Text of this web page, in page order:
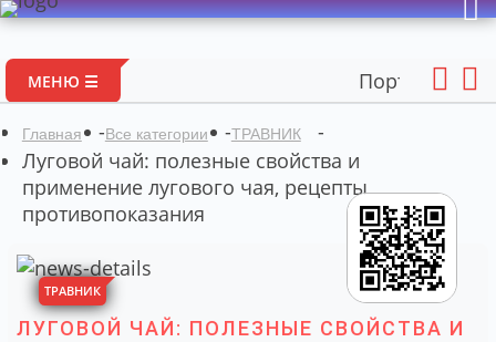
МЕНЮ ☰ Портал авторских
Главная -Все категории -ТРАВНИК
-
Луговой чай: полезные свойства и
применение лугового чая, рецепты,
противопоказания
ТРАВНИК
ЛУГОВОЙ ЧАЙ: ПОЛЕЗНЫЕ СВОЙСТВА И